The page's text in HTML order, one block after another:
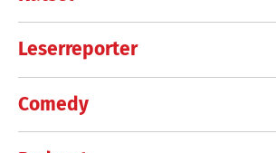
Leserreporter
Comedy